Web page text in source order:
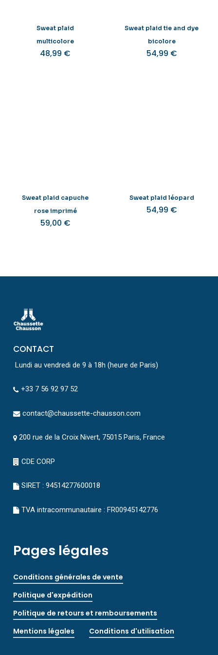
Sweat plaid
multicolore
48,99 €
Sweat plaid tie and dye
bicolore
54,99 €
Sweat plaid capuche
rose imprimé
59,00 €
Sweat plaid léopard
54,99 €
CONTACT
Lundi au vendredi de 9 à 18h (heure de Paris)
+33 7 56 92 97 52
contact@chaussette-chausson.com
200 rue de la Croix Nivert, 75015 Paris, France
CDE CORP
SIRET : 94514277600018
TVA intracommunautaire : FR00945142776
Pages légales
Conditions générales de vente
Politique d'expédition
Politique de retours et remboursements
Mentions légales
Conditions d'utilisation